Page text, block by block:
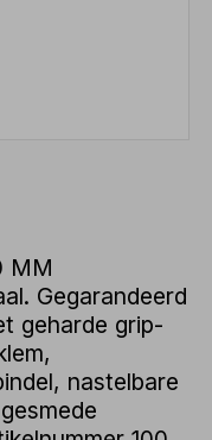
MM
Gegarandeerd
geharde grip-
nastelbare